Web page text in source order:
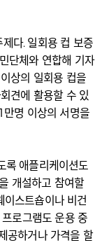
다. 일회용 컵 보증
단체와 연합해 기자
상의 일회용 컵을
견에 활용할 수 있
만명 이상의 서명을
록 애플리케이션도
개설하고 참여할
이스트숍이나 비건
프로그램도 운용 중
공하거나 가격을 할